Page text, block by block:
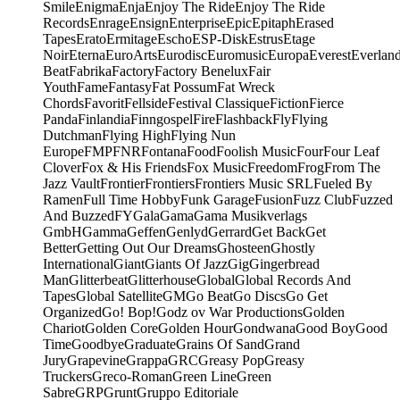
SmileEnigmaEnjaEnjoy The RideEnjoy The Ride
RecordsEnrageEnsignEnterpriseEpicEpitaphErased
TapesEratoErmitageEschoESP-DiskEstrusEtage
NoirEternaEuroArtsEurodiscEuromusicEuropaEverest
BeatFabrikaFactoryFactory BeneluxFair
YouthFameFantasyFat PossumFat Wreck
ChordsFavoritFellsideFestival ClassiqueFictionFierce
PandaFinlandiaFinngospelFireFlashbackFlyFlying
DutchmanFlying HighFlying Nun
EuropeFMPFNRFontanaFoodFoolish MusicFourFour Leaf
CloverFox & His FriendsFox MusicFreedomFrogFrom The
Jazz VaultFrontierFrontiersFrontiers Music SRLFueled By
RamenFull Time HobbyFunk GarageFusionFuzz ClubFuzzed
And BuzzedFYGalaGamaGama Musikverlags
GmbHGammaGeffenGenlydGerrardGet BackGet
BetterGetting Out Our DreamsGhosteenGhostly
InternationalGiantGiants Of JazzGigGingerbread
ManGlitterbeatGlitterhouseGlobalGlobal Records And
TapesGlobal SatelliteGMGo BeatGo DiscsGo Get
OrganizedGo! Bop!Godz ov War ProductionsGolden
ChariotGolden CoreGolden HourGondwanaGood BoyGood
TimeGoodbyeGraduateGrains Of SandGrand
JuryGrapevineGrappaGRCGreasy PopGreasy
TruckersGreco-RomanGreen LineGreen
SabreGRPGruntGruppo Editoriale